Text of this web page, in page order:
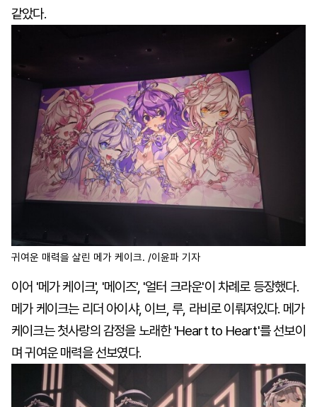
같았다.
귀여운 매력을 살린 메가 케이크. /이윤파 기자
이어 '메가 케이크', '메이즈', '얼터 크라운'이 차례로 등장했다.
메가 케이크는 리더 아이샤, 이브, 루, 라비로 이뤄져있다. 메가
케이크는 첫사랑의 감정을 노래한 'Heart to Heart'를 선보이
며 귀여운 매력을 선보였다.